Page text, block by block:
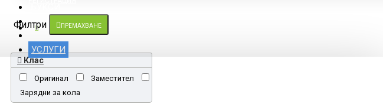
КОНТАКТИ
LCD КАБЕЛИ
DC КАБЕЛИ
УСЛУГИ
Филтри ПРЕМАХВАНЕ
Клас
Оригинал
Заместител
Зарядни за кола